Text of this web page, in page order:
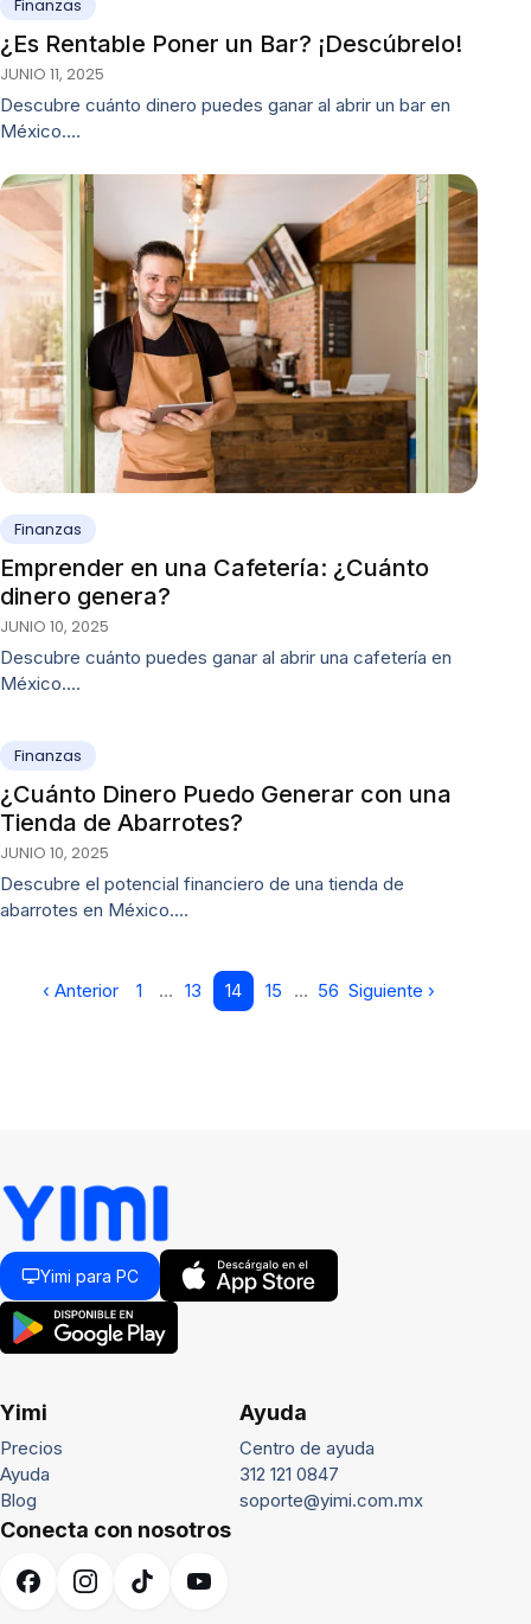
Finanzas
¿Es Rentable Poner un Bar? ¡Descúbrelo!
JUNIO 11, 2025
Descubre cuánto dinero puedes ganar al abrir un bar en
México.…
Finanzas
Emprender en una Cafetería: ¿Cuánto
dinero genera?
JUNIO 10, 2025
Descubre cuánto puedes ganar al abrir una cafetería en
México.…
Finanzas
¿Cuánto Dinero Puedo Generar con una
Tienda de Abarrotes?
JUNIO 10, 2025
Descubre el potencial financiero de una tienda de
abarrotes en México.…
‹ Anterior 1 … 13 14 15 … 56 Siguiente ›
Yimi para PC
Yimi
Precios
Ayuda
Blog
Ayuda
Centro de ayuda
312 121 0847
soporte@yimi.com.mx
Conecta con nosotros